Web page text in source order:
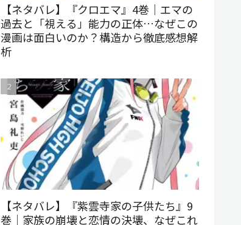
【ネタバレ】『クロエマ』4巻｜エマの
過去と「視える」能力の正体…なぜこの
漫画は面白いのか？構造から徹底感想解
析
【ネタバレ】『紫雲寺家の子供たち』9
巻｜家族の崩壊と恋情の決壊、なぜこれ